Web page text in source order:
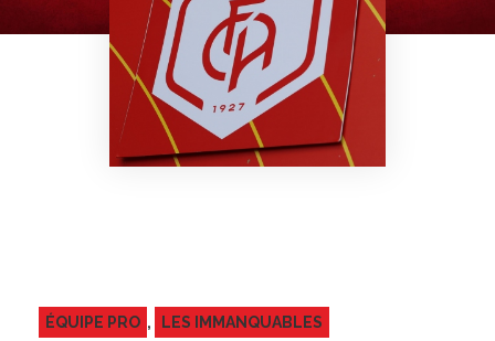
Organisme de formation
RSE
Contact
ÉQUIPE PRO , LES IMMANQUABLES